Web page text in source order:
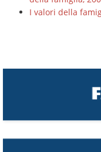
I valori della